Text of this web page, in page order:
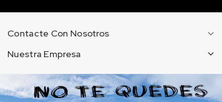
Contacte Con Nosotros
Nuestra Empresa